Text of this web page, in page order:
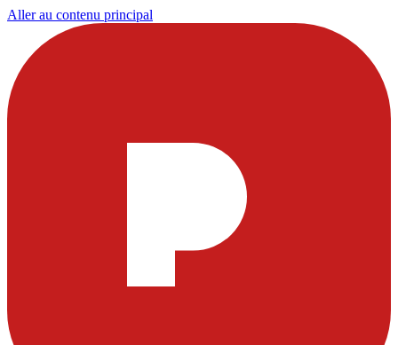
Aller au contenu principal